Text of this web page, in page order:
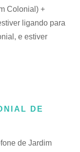
Colonial) +
ligando para
e estiver
DE
de Jardim